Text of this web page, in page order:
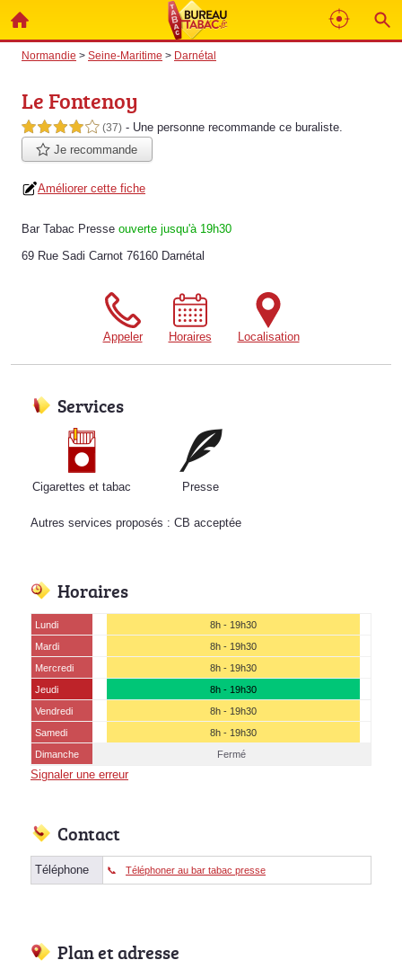
Normandie > Seine-Maritime > Darnétal
Le Fontenoy
4,0 étoiles sur 5 (37) - Une personne recommande ce buraliste.
Je recommande
Améliorer cette fiche
Bar Tabac Presse ouverte jusqu'à 19h30
69 Rue Sadi Carnot 76160 Darnétal
Appeler Horaires Localisation
Services
Cigarettes et tabac Presse
Autres services proposés : CB acceptée
Horaires
Lundi
8h - 19h30
Mardi
8h - 19h30
Mercredi
8h - 19h30
Jeudi
8h - 19h30
Vendredi
8h - 19h30
Samedi
8h - 19h30
Dimanche
Fermé
Signaler une erreur
Contact
Téléphone Téléphoner au bar tabac presse
Plan et adresse